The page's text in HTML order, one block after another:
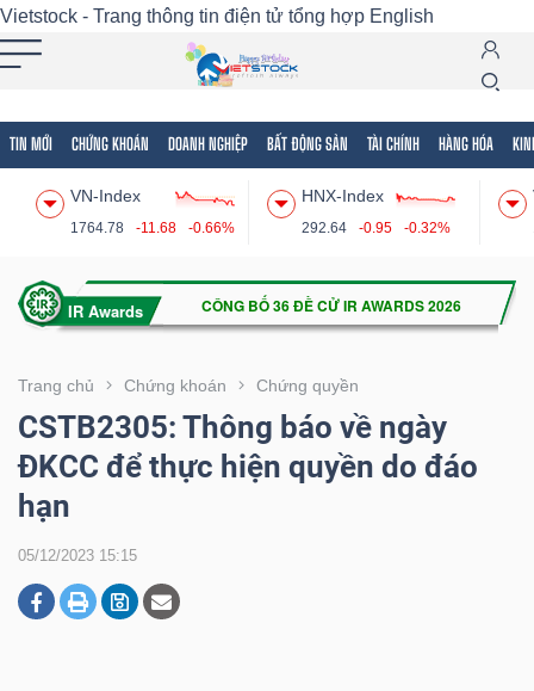
Vietstock - Trang thông tin điện tử tổng hợp English
TIN MỚI CHỨNG KHOÁN DOANH NGHIỆP BẤT ĐỘNG SẢN TÀI CHÍNH HÀNG HÓA
VN-Index
1764.78 -11.68 -0.66%
HNX-Index
292.64 -0.95 -0.32%
Trang chủ Chứng khoán Chứng quyền
CSTB2305: Thông báo về ngày
ĐKCC để thực hiện quyền do đáo
hạn
05/12/2023 15:15
Tất cả Tính năng Ngành Mã chứng khoán
Tính
(-)
VIETSTOCK
CHỨNG
KHOÁN
DOANH